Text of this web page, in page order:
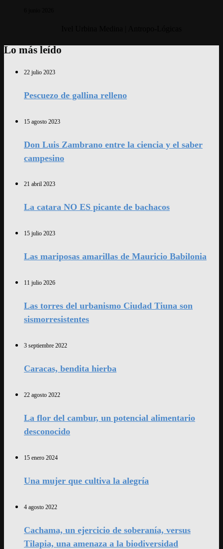
Lo más leído
22 julio 2023
Pescuezo de gallina relleno
15 agosto 2023
Don Luis Zambrano entre la ciencia y el saber
campesino
21 abril 2023
La catara NO ES picante de bachacos
15 julio 2023
Las mariposas amarillas de Mauricio Babilonia
11 julio 2026
Las torres del urbanismo Ciudad Tiuna son
sismorresistentes
3 septiembre 2022
Caracas, bendita hierba
22 agosto 2022
La flor del cambur, un potencial alimentario
desconocido
15 enero 2024
Una mujer que cultiva la alegría
4 agosto 2022
Cachama, un ejercicio de soberanía, versus
Tilapia, una amenaza a la biodiversidad